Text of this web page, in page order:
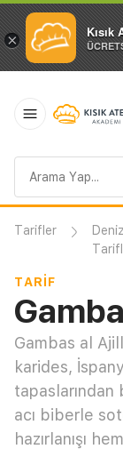
× Kısık
sorgusu
Tarifler
TARIF
Gambas al
karides,
tapaslarından
acı biberle
hazırlanışı